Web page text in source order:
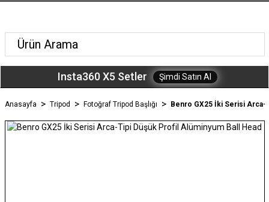
Insta360 X5 Setler Şimdi Satın Al
Anasayfa Tripod Fotoğraf Tripod Başlığı Benro GX25 İki Serisi Arca-